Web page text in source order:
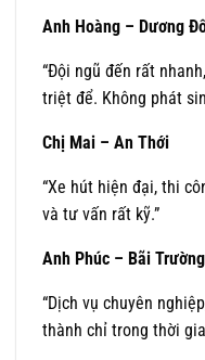
Anh Hoàng – Dương
“Đội ngũ đến rất
triệt để. Không phát
Chị Mai – An Thới
“Xe hút hiện đại, thi
và tư vấn rất kỹ.”
Anh Phúc – Bãi Trường
“Dịch vụ chuyên
thành chỉ trong thời